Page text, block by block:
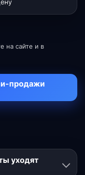
на сайте и в
продажи
уходят